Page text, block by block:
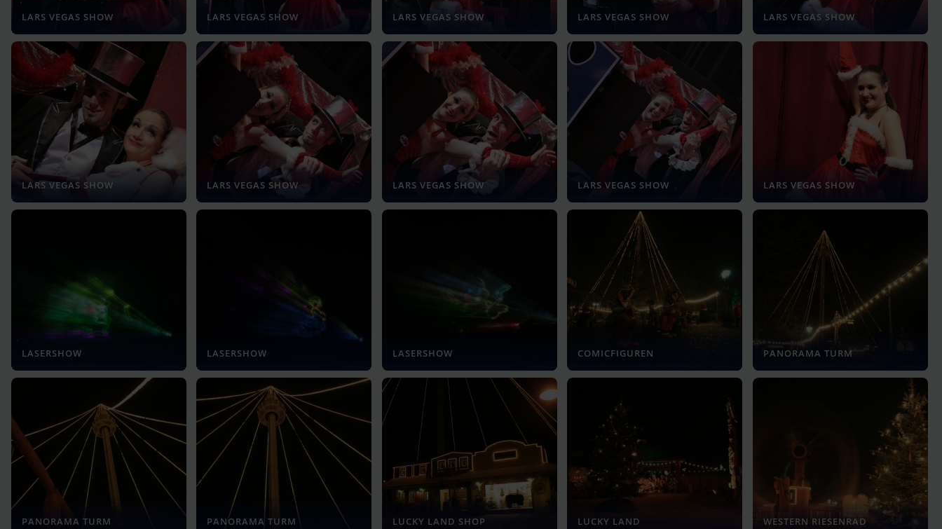
LARS VEGAS SHOW LARS VEGAS SHOW LARS VEGAS SHOW LARS VEGAS SHOW LARS VEGAS SHOW
LARS VEGAS SHOW LARS VEGAS SHOW LARS VEGAS SHOW LARS VEGAS SHOW LARS VEGAS SHOW
LASERSHOW LASERSHOW LASERSHOW COMICFIGUREN PANORAMA TURM
PANORAMA TURM PANORAMA TURM LUCKY LAND SHOP LUCKY LAND WESTERN RIESENRAD